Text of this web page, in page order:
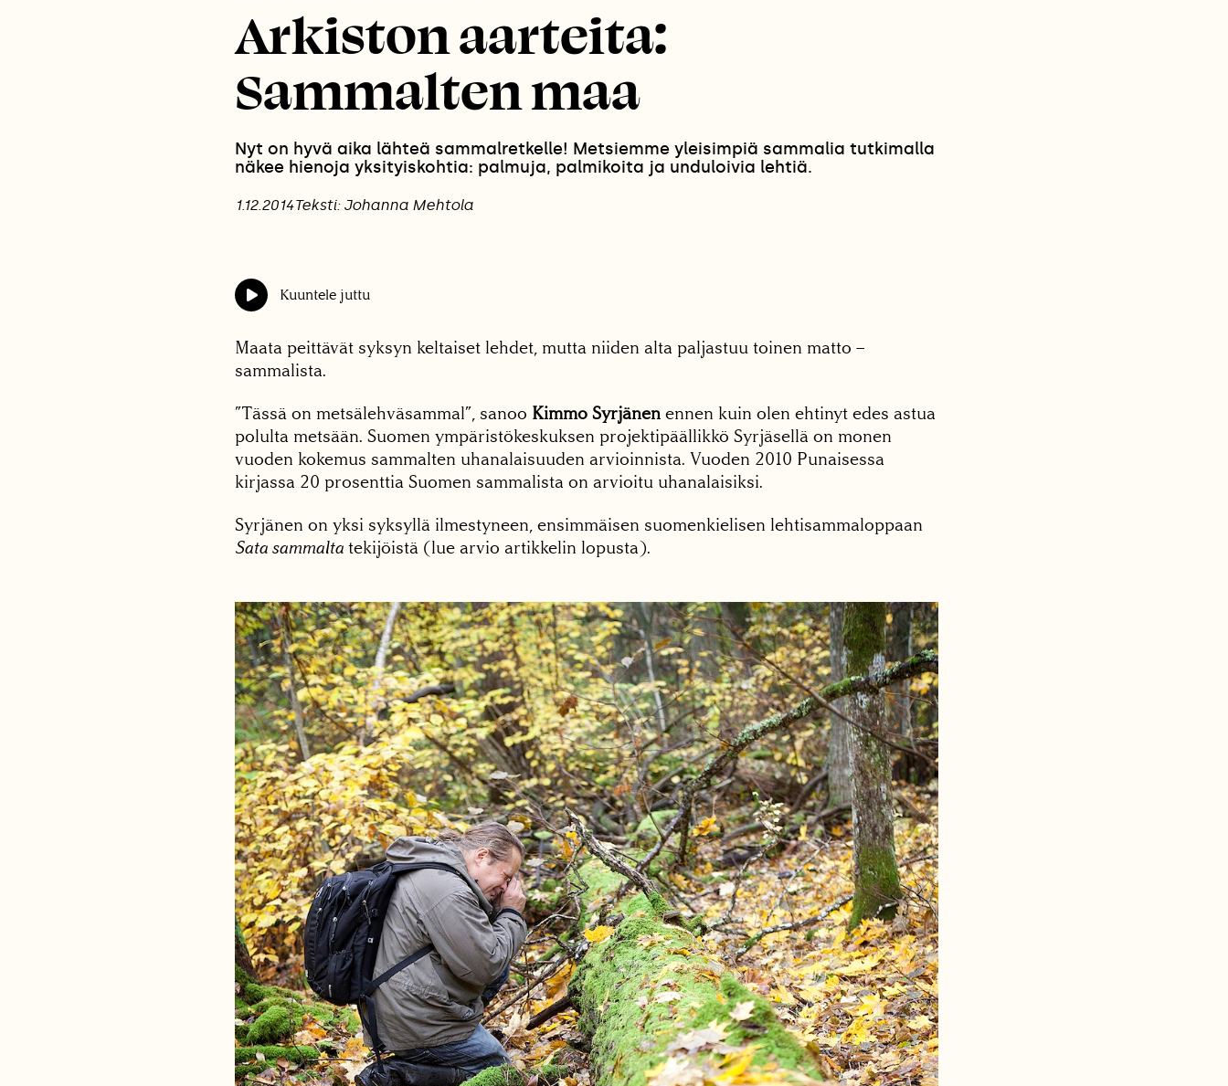
Arkiston aarteita:
Sammalten maa
Nyt on hyvä aika lähteä sammalretkelle! Metsiemme yleisimpiä sammalia tutkimalla
näkee hienoja yksityiskohtia: palmuja, palmikoita ja unduloivia lehtiä.
1.12.2014Teksti: Johanna Mehtola
Kuuntele juttu
Maata peittävät syksyn keltaiset lehdet, mutta niiden alta paljastuu toinen matto –
sammalista.
”Tässä on metsälehväsammal”, sanoo Kimmo Syrjänen ennen kuin olen ehtinyt edes astua
polulta metsään. Suomen ympäristökeskuksen projektipäällikkö Syrjäsellä on monen
vuoden kokemus sammalten uhanalaisuuden arvioinnista. Vuoden 2010 Punaisessa
kirjassa 20 prosenttia Suomen sammalista on arvioitu uhanalaisiksi.
Syrjänen on yksi syksyllä ilmestyneen, ensimmäisen suomenkielisen lehtisammaloppaan
Sata sammalta tekijöistä (lue arvio artikkelin lopusta).